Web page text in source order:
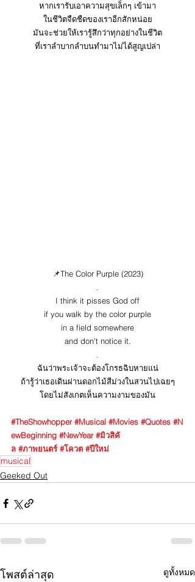
หากเรารับเอาความสุขเล็กๆ เข้ามา
ในชีวิตจืดชืดของเราอีกสักหน่อย
มันจะช่วยให้เรารู้สึกว่าทุกอย่างในชีวิต
ที่เราลำบากลำบนทำมาไม่ได้สูญเปล่า
📌The Color Purple (2023)
.
I think it pisses God off
if you walk by the color purple
in a field somewhere
and don't notice it.
.
ฉันว่าพระเจ้าจะต้องโกรธฉิบหายแน่
ถ้ารู้ว่าเธอเดินผ่านดอกไม้สีม่วงในสวนไปเฉยๆ
โดยไม่สังเกตเห็นความงามของมัน
#TheShowhopper #Musical #Movies #Quotes #N
ewBeginning #NewYear #มิวสิคั
ล #ภาพยนตร์ #โควต #ปีใหม่
musical
Geeked Out
โพสต์ล่าสุด ดูทั้งหมด